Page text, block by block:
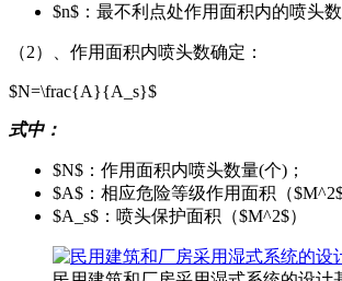
$n$：最不利点处作用面积内的喷头数
（2）、作用面积内喷头数确定：
$N=\frac{A}{A_s}$
式中：
$N$：作用面积内喷头数量(个)；
$A$：相应危险等级作用面积（$M^2$
$A_s$：喷头保护面积（$M^2$）